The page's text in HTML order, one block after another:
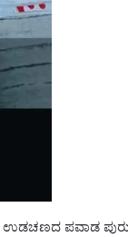
ಉಡಚಣದ ಪವಾಡ